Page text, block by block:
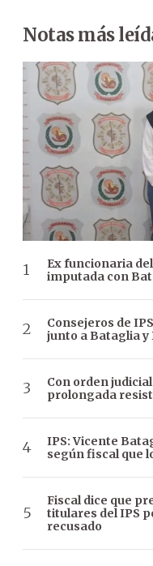
Notas más
Ex funcionaria
imputada con
Consejeros de
junto a Bataglia y
Con orden
prolongada
IPS: Vicente
según fiscal que
Fiscal dice que
titulares del IPS
recusado